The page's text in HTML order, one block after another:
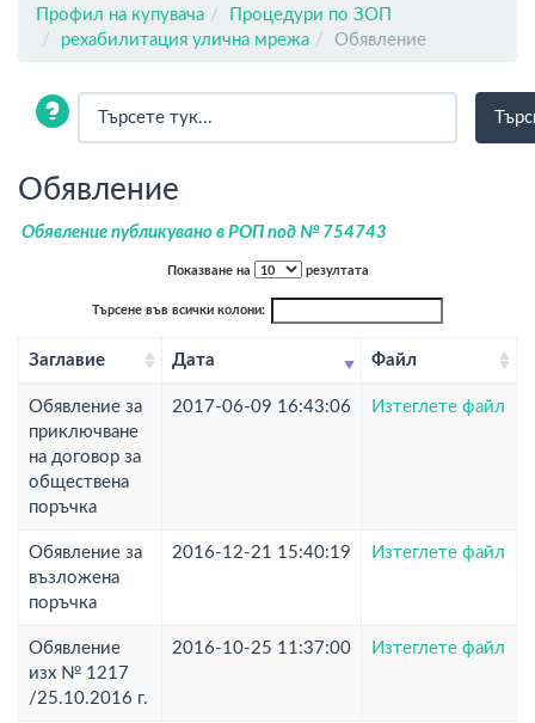
Профил на купувача
Процедури по ЗОП
рехабилитация улична мрежа
Обявление
Обявление
Обявление публикувано в РОП под № 754743
Показване на резултата
Търсене във всички колони:
Заглавие Дата Файл
Обявление за
приключване
на договор за
обществена
поръчка
2017-06-09 16:43:06 Изтеглете файл
Обявление за
възложена
поръчка
2016-12-21 15:40:19 Изтеглете файл
Обявление
изх № 1217
/25.10.2016 г.
2016-10-25 11:37:00 Изтеглете файл